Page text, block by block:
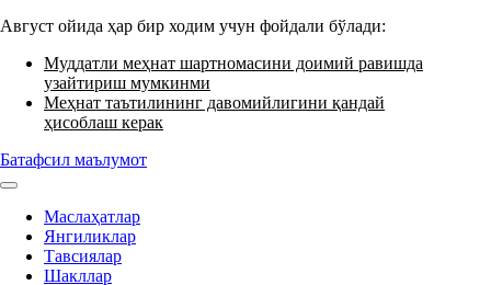
Август ойида ҳар бир ходим учун фойдали бўлади:
Муддатли меҳнат шартномасини доимий равишда
узайтириш мумкинми
Меҳнат таътилининг давомийлигини қандай
ҳисоблаш керак
Батафсил маълумот
Маслаҳатлар
Янгиликлар
Тавсиялар
Шакллар